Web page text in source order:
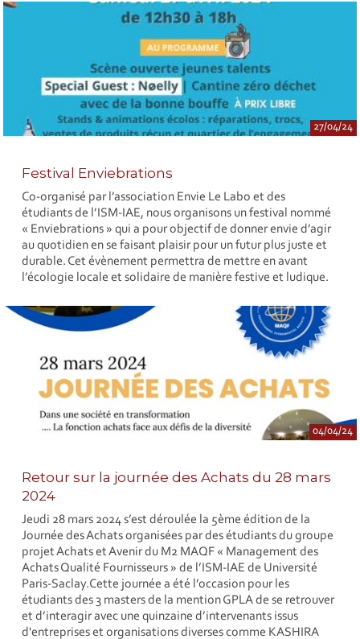
27/04/24
Festival Enviebrations
Co-organisé par l’association Envie Le Labo et des
étudiants de l’ISM-IAE, nous organisons un festival nommé
« Enviebrations » qui a pour objectif de donner envie d’agir
au quotidien en se faisant plaisir pour un futur plus juste et
durable. Cet évènement permettra de mettre en avant
l’écologie locale et solidaire de manière festive et ludique.
04/04/24
Retour sur la journée des Achats du 28 mars
2024
Jeudi 28 mars 2024 s’est déroulée la 5ème édition de la
Journée des Achats organisées par des étudiants du groupe
projet Achats et Avenir du M2 MAQF « Management des
Achats Qualité Fournisseurs » de l’ISM-IAE de Université
Paris-Saclay.Cette journée a été l’occasion pour les
étudiants des 3 masters de la mention GPLA de se retrouver
et d’interagir avec une quinzaine d’intervenants issus
d'entreprises et organisations diverses comme KASHIRA